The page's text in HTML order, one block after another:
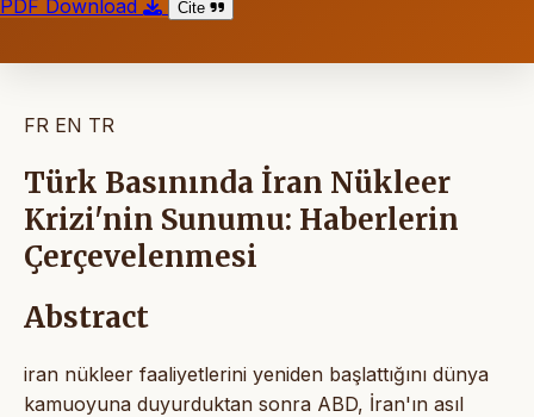
PDF Download
Cite
FR EN TR
Türk Basınında İran Nükleer
Krizi'nin Sunumu: Haberlerin
Çerçevelenmesi
Abstract
iran nükleer faaliyetlerini yeniden başlattığını dünya
kamuoyuna duyurduktan sonra ABD, İran'ın asıl